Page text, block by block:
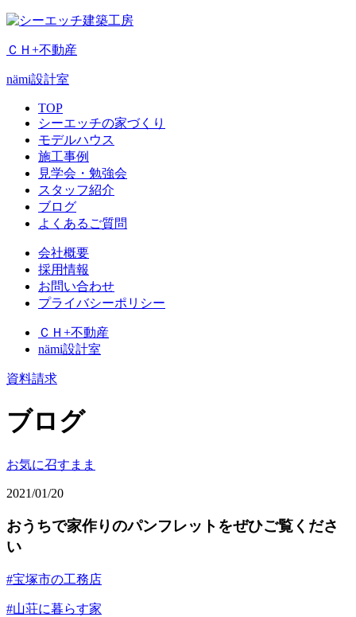
ＣＨ+不動産
nämi設計室
TOP
シーエッチの家づくり
モデルハウス
施工事例
見学会・勉強会
スタッフ紹介
ブログ
よくあるご質問
会社概要
採用情報
お問い合わせ
プライバシーポリシー
ＣＨ+不動産
nämi設計室
資料請求
ブログ
お気に召すまま
2021/01/20
おうちで家作りのパンフレットをぜひご覧くださ
い
#宝塚市の工務店
#山荘に暮らす家